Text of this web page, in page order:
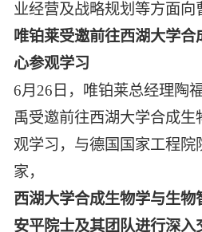
业经营及战略规划等方面向
唯铂莱受邀前往西湖大学合
心参观学习
6月26日，唯铂莱总经理陶
禹受邀前往西湖大学合成
观学习，与德国国家工程院
家，
西湖大学合成生物学与生物
安平院士及其团队进行深入